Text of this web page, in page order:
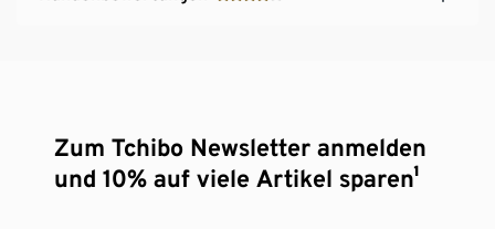
Zum Tchibo Newsletter anmelden
und 10% auf viele Artikel sparen¹